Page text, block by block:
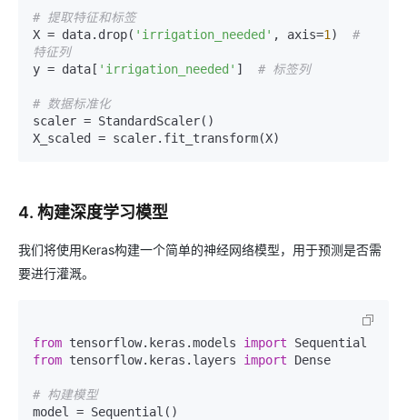
# 提取特征和标签
X = data.drop( 'irrigation_needed' , axis=1 ) #
特征列
y = data[ 'irrigation_needed' ] # 标签列
# 数据标准化
scaler = StandardScaler()
4. 构建深度学习模型
我们将使用Keras构建一个简单的神经网络模型，用于预测是否需
要进行灌溉。
from tensorflow.keras.models import
from tensorflow.keras.layers import Dense
# 构建模型
model = Sequential()